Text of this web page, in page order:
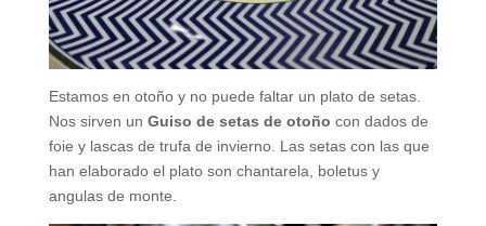
Estamos en otoño y no puede faltar un plato de setas.
Nos sirven un Guiso de setas de otoño con dados de
foie y lascas de trufa de invierno. Las setas con las que
han elaborado el plato son chantarela, boletus y
angulas de monte.